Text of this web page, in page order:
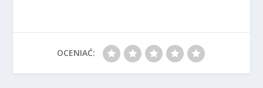
OCENIAĆ: